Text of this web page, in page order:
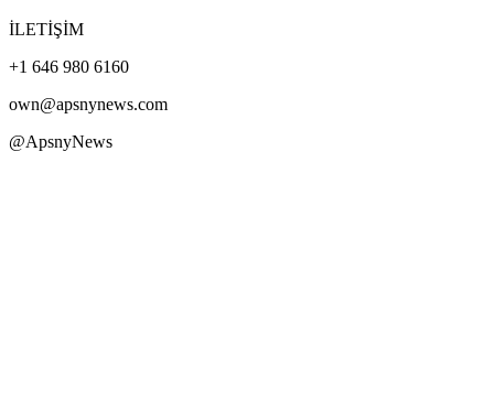
İLETİŞİM
+1 646 980 6160
own@apsnynews.com
@ApsnyNews